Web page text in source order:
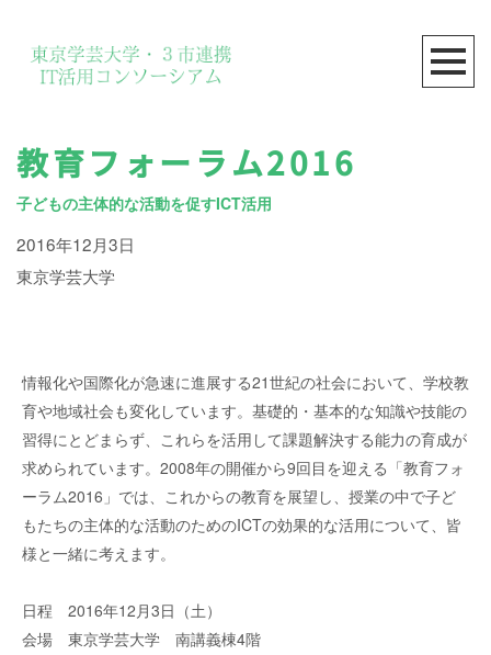
教育フォーラム2016
子どもの主体的な活動を促すICT活用
2016年12月3日
東京学芸大学
情報化や国際化が急速に進展する21世紀の社会において、学校教
育や地域社会も変化しています。基礎的・基本的な知識や技能の
習得にとどまらず、これらを活用して課題解決する能力の育成が
求められています。2008年の開催から9回目を迎える「教育フォ
ーラム2016」では、これからの教育を展望し、授業の中で子ど
もたちの主体的な活動のためのICTの効果的な活用について、皆
様と一緒に考えます。
日程 2016年12月3日（土）
会場 東京学芸大学 南講義棟4階